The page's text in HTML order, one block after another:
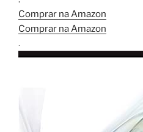
Comprar na Amazon
Comprar na Amazon
.